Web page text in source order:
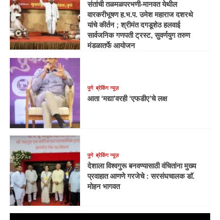
संतांची तळमळपरभणी-मानवत येथील
वारकरीभूषण ह.भ.प. उमेश महाराज दशरथे
यांचे कीर्तन ; श्रीमंत दगडूशेठ हलवाई
सार्वजनिक गणपती ट्रस्ट, सुवर्णयुग तरुण
मंडळातर्फे आयोजन
पुणे ब्रेकिंग न्यूज़
आता ‘मद्या’वरही ‘एफडीए’चे लक्ष
पुणे ब्रेकिंग न्यूज़
देशाला विश्वगुरू बनवण्यासाठी वंचितांना मुख्य
प्रवाहात आणणे गरजेचे : सरसंघचालक डाॅ.
मोहन भागवत